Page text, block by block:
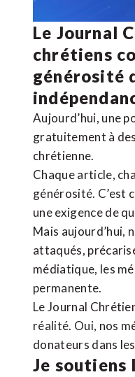
Le Journal
chrétiens
générosité
Aujourd’hui, une
gratuitement à
chrétienne.
Chaque article,
générosité. C’est
une exigence de
Mais aujourd’hui,
attaqués,
médiatique, les
permanente.
Le Journal
réalité. Oui, nos
donateurs dans
Je soutiens